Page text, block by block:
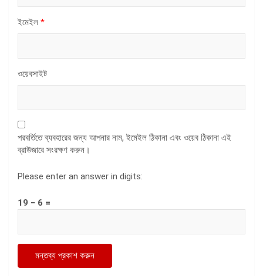
ইমেইল *
ওয়েবসাইট
পরবর্তিতে ব্যবহারের জন্য আপনার নাম, ইমেইল ঠিকানা এবং ওয়েব ঠিকানা এই
ব্রাউজারে সংরক্ষণ করুন।
Please enter an answer in digits:
19 − 6 =